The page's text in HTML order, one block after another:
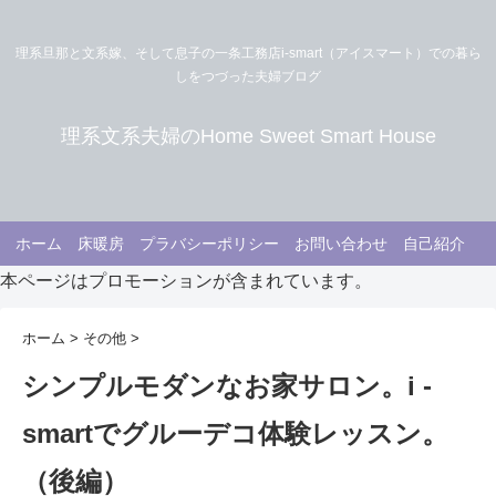
理系旦那と文系嫁、そして息子の一条工務店i-smart（アイスマート）での暮ら
しをつづった夫婦ブログ
理系文系夫婦のHome Sweet Smart House
ホーム 床暖房 プラバシーポリシー お問い合わせ 自己紹介
本ページはプロモーションが含まれています。
ホーム > その他 >
シンプルモダンなお家サロン。i -
smartでグルーデコ体験レッスン。
（後編）